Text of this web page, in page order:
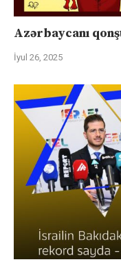
Azərbaycanı
İyul 26, 2025